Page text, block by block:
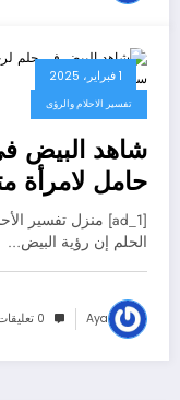
1 فبراير، 2025
تفسير الاحلام والرؤى
شاهد البيض
حامل لامرأة
بن
الحلم إن رؤية البيض…
Aya 0 تعليقات